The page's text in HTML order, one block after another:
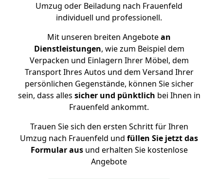
Umzug oder Beiladung nach Frauenfeld
individuell und professionell.
Mit unseren breiten Angebotean
Dienstleistungen, wie zum Beispiel dem
Verpacken und Einlagern Ihrer Möbel, dem
Transport Ihres Autos und dem Versand Ihrer
persönlichen Gegenstände, können Sie sicher
sein, dass alles sicher und pünktlich bei Ihnen in
Frauenfeld ankommt.
Trauen Sie sich den ersten Schritt für Ihren
Umzug nach Frauenfeld und füllen Sie jetzt das
Formular ausund erhalten Sie kostenlose
Angebote